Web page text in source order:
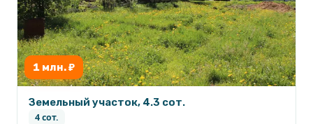
1 млн. ₽
Земельный участок, 4.3 сот.
4 сот.